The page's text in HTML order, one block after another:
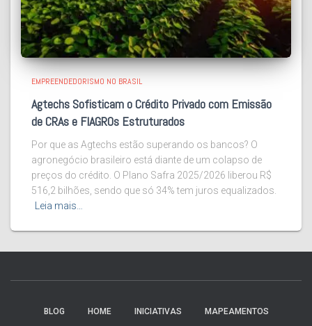
EMPREENDEDORISMO NO BRASIL
Agtechs Sofisticam o Crédito Privado com Emissão
de CRAs e FIAGROs Estruturados
Por que as Agtechs estão superando os bancos? O
agronegócio brasileiro está diante de um colapso de
preços do crédito. O Plano Safra 2025/2026 liberou R$
516,2 bilhões, sendo que só 34% tem juros equalizados.
Leia mais…
BLOG HOME INICIATIVAS MAPEAMENTOS